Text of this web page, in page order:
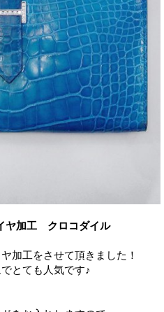
ヤ加工 クロコダイル
加工をさせて頂きました！
とても人気です♪